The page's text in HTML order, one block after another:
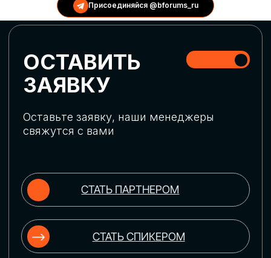
Присоединяйся @bforums_ru
ГЛОБАЛЬНАЯ
ЦИФРОВИЗАЦИЯ
актуальных трендов глобальной цифровой
трансформации. Узнаем о новых подходах
массовом использовании ИИ-
инструментов, обеспечении
ИСКУССТВЕННЫЙ
Узнаем как компании адаптируются к
новой ИИ-реальности. Как ИИ-
сотрудники становятся
«полноправными» членами команды, как
ИИ-помощники забирают на себя рутину
и как можно значительно увеличить
производительность без огромных
затрат на нейросети